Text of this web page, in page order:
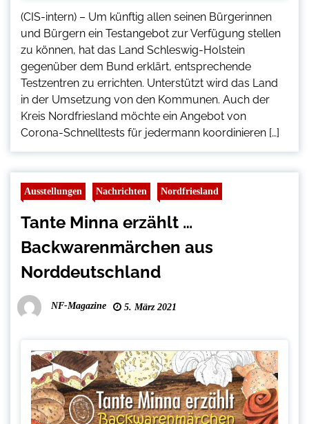
(CIS-intern) – Um künftig allen seinen Bürgerinnen
und Bürgern ein Testangebot zur Verfügung stellen
zu können, hat das Land Schleswig-Holstein
gegenüber dem Bund erklärt, entsprechende
Testzentren zu errichten. Unterstützt wird das Land
in der Umsetzung von den Kommunen. Auch der
Kreis Nordfriesland möchte ein Angebot von
Corona-Schnelltests für jedermann koordinieren […]
Ausstellungen Nachrichten Nordfriesland
Tante Minna erzählt …
Backwarenmärchen aus
Norddeutschland
NF-Magazine 5. März 2021